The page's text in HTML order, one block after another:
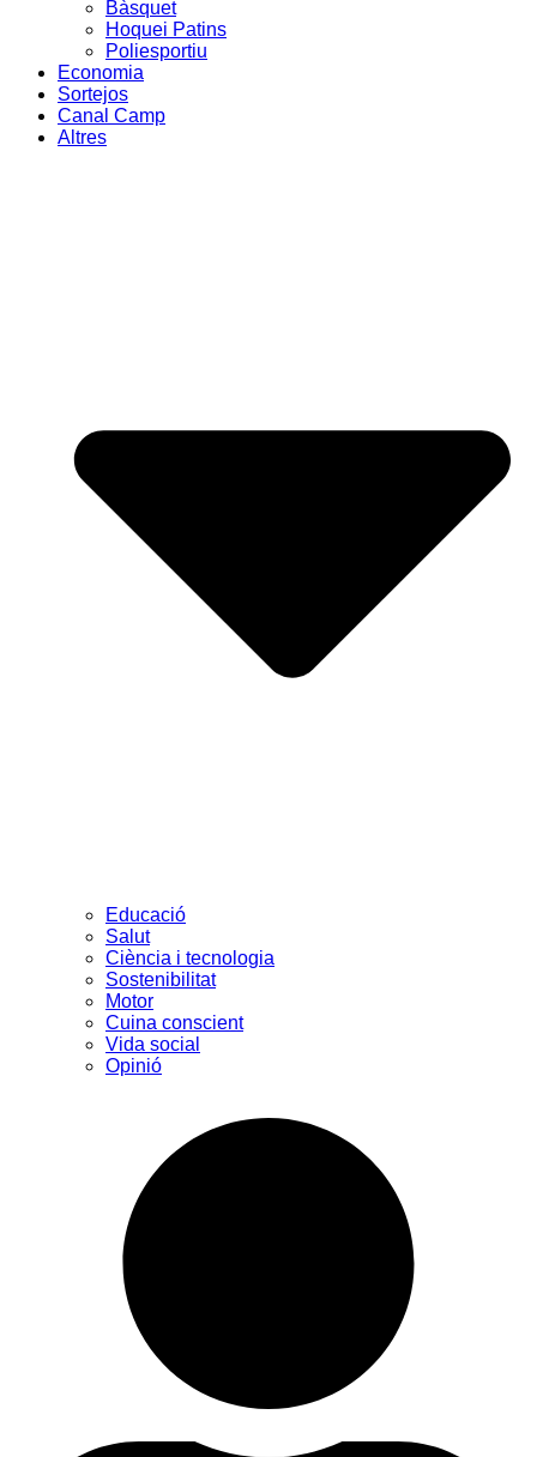
Bàsquet
Hoquei Patins
Poliesportiu
Economia
Sortejos
Canal Camp
Altres
Educació
Salut
Ciència i tecnologia
Sostenibilitat
Motor
Cuina conscient
Vida social
Opinió